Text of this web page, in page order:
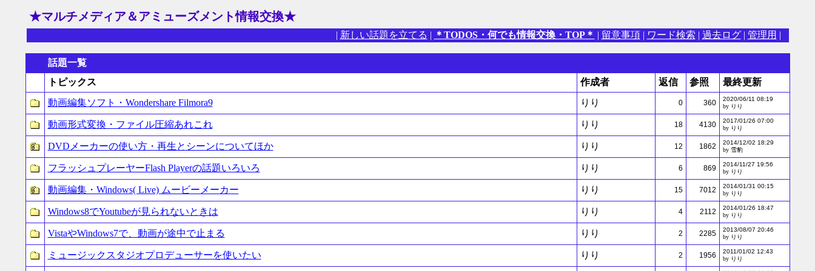
★マルチメディア＆アミューズメント情報交換★
| 新しい話題を立てる | ＊TODOS・何でも情報交換・TOP＊ | 留意事項 | ワード検索 | 過去ログ | 管理用 |
話題一覧
トピックス
作成者 返信 参照
最終更新
動画編集ソフト・Wondershare Filmora9
りり 0 360
2020/06/11 08:19
by りり
動画形式変換・ファイル圧縮あれこれ りり 18 4130
2017/01/26 07:00
by りり
DVDメーカーの使い方・再生とシーンについてほか りり 12 1862
2014/12/02 18:29
by 雪豹
フラッシュプレーヤーFlash Playerの話題いろいろ りり 6 869
2014/11/27 19:56
by りり
動画編集・Windows( Live) ムービーメーカー りり 15 7012
2014/01/31 00:15
by りり
Windows8でYoutubeが見られないときは りり 4 2112
2014/01/26 18:47
by りり
VistaやWindows7で、動画が途中で止まる りり 2 2285
2013/08/07 20:46
by りり
ミュージックスタジオプロデューサーを使いたい りり 2 1956
2011/01/02 12:43
by りり